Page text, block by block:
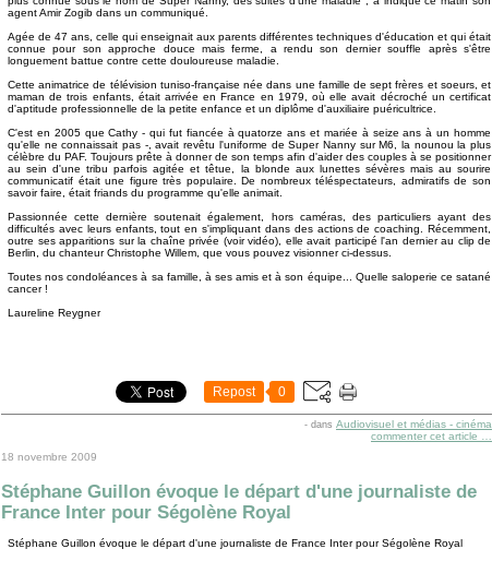
agent Amir Zogib dans un communiqué.
Agée de 47 ans, celle qui enseignait aux parents différentes techniques d'éducation et qui était
connue pour son approche douce mais ferme, a rendu son dernier souffle après s'être
longuement battue contre cette douloureuse maladie.
Cette animatrice de télévision tuniso-française née dans une famille de sept frères et soeurs, et
maman de trois enfants, était arrivée en France en 1979, où elle avait décroché un certificat
d'aptitude professionnelle de la petite enfance et un diplôme d'auxiliaire puéricultrice.
C'est en 2005 que Cathy - qui fut fiancée à quatorze ans et mariée à seize ans à un homme
qu'elle ne connaissait pas -, avait revêtu l'uniforme de Super Nanny sur M6, la nounou la plus
célèbre du PAF. Toujours prête à donner de son temps afin d'aider des couples à se positionner
au sein d'une tribu parfois agitée et têtue, la blonde aux lunettes sévères mais au sourire
communicatif était une figure très populaire. De nombreux téléspectateurs, admiratifs de son
savoir faire, était friands du programme qu'elle animait.
Passionnée cette dernière soutenait également, hors caméras, des particuliers ayant des
difficultés avec leurs enfants, tout en s'impliquant dans des actions de coaching. Récemment,
outre ses apparitions sur la chaîne privée (voir vidéo), elle avait participé l'an dernier au clip de
Berlin, du chanteur Christophe Willem, que vous pouvez visionner ci-dessus.
Toutes nos condoléances à sa famille, à ses amis et à son équipe... Quelle saloperie ce satané
cancer !
Laureline Reygner
Repost 0
- dans Audiovisuel et médias - cinéma
commenter cet article
18 novembre 2009
Stéphane Guillon évoque le départ d'une journaliste de
France Inter pour Ségolène Royal
Stéphane Guillon évoque le départ d'une journaliste de France Inter pour Ségolène Royal